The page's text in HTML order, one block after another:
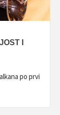
I
po prvi